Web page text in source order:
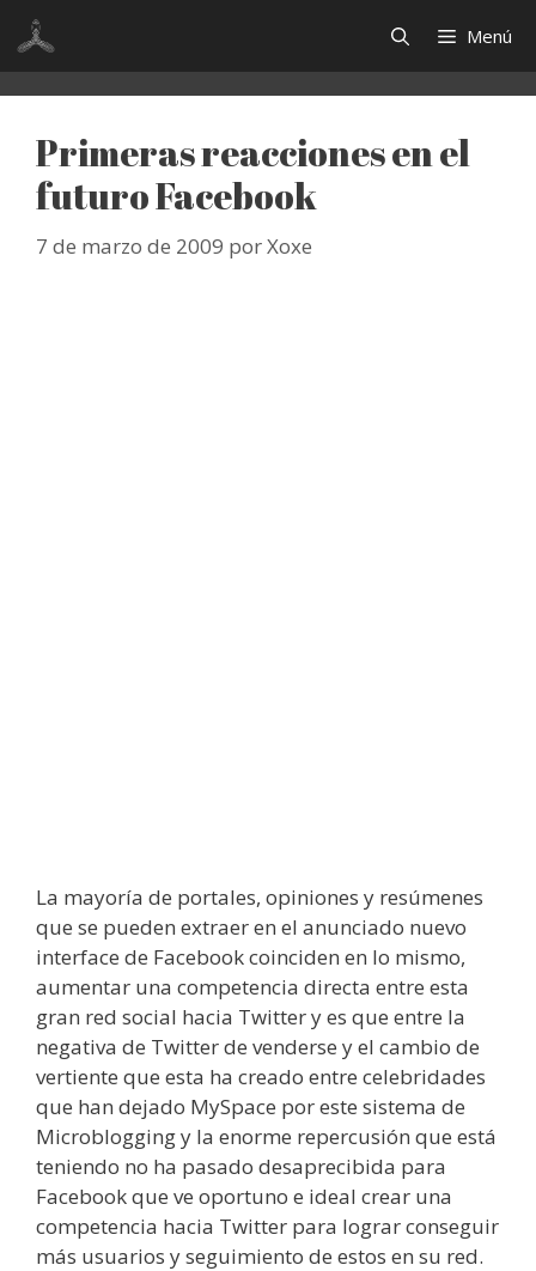
Saltar
contenido
Menú
Primeras reacciones en el
futuro Facebook
7 de marzo de 2009 porXoxe
La mayoría de portales, opiniones y resúmenes
que se pueden extraer en el anunciado nuevo
interface de Facebook coinciden en lo mismo,
aumentar una competencia directa entre esta
gran red social hacia Twitter y es que entre la
negativa de Twitter de venderse y el cambio de
vertiente que esta ha creado entre celebridades
que han dejado MySpace por este sistema de
Microblogging y la enorme repercusión que está
teniendo no ha pasado desaprecibida para
Facebook que ve oportuno e ideal crear una
competencia hacia Twitter para lograr conseguir
más usuarios y seguimiento de estos en su red.